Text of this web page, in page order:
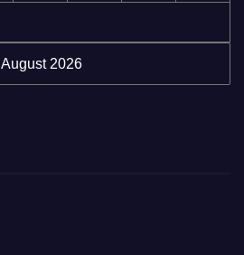
August 2026